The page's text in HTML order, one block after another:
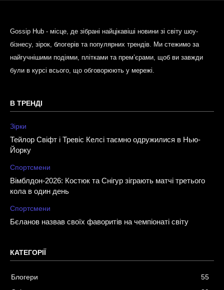
Gossip Hub - місце, де зібрані найцікавіші новини зі світу шоу-
бізнесу, зірок, блогерів та популярних трендів. Ми стежимо за
найгучнішими подіями, плітками та прем’єрами, щоб ви завжди
були в курсі всього, що обговорюють у мережі.
В ТРЕНДІ
Зірки
Тейлор Свіфт і Тревіс Келсі таємно одружилися в Нью-
Йорку
Спортсмени
Вімблдон-2026: Костюк та Снігур зіграють матчі третього
кола в один день
Спортсмени
Бєланов назвав своїх фаворитів на чемпіонаті світу
КАТЕГОРІЇ
Блогери
55